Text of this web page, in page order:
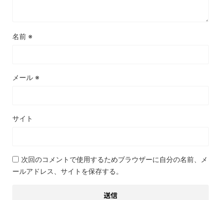
名前 ※
メール ※
サイト
次回のコメントで使用するためブラウザーに自分の名前、メ
ールアドレス、サイトを保存する。